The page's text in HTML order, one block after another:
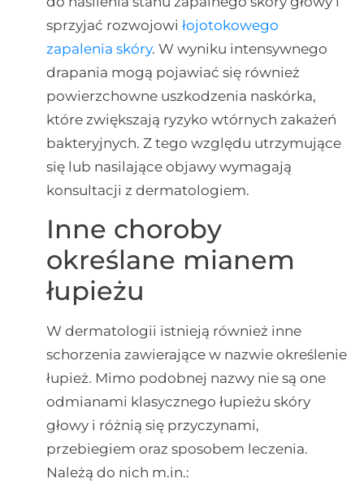
sprzyjać rozwojowi łojotokowego
zapalenia skóry. W wyniku intensywnego
drapania mogą pojawiać się również
powierzchowne uszkodzenia naskórka,
które zwiększają ryzyko wtórnych zakażeń
bakteryjnych. Z tego względu utrzymujące
się lub nasilające objawy wymagają
konsultacji z dermatologiem.
Inne choroby
określane mianem
łupieżu
W dermatologii istnieją również inne
schorzenia zawierające w nazwie określenie
łupież. Mimo podobnej nazwy nie są one
odmianami klasycznego łupieżu skóry
głowy i różnią się przyczynami,
przebiegiem oraz sposobem leczenia.
Należą do nich m.in.: